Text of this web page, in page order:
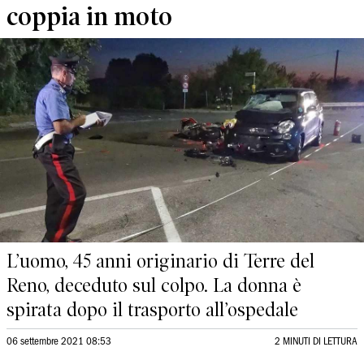
coppia in moto
L’uomo, 45 anni originario di Terre del
Reno, deceduto sul colpo. La donna è
spirata dopo il trasporto all’ospedale
06 settembre 2021 08:53 2 MINUTI DI LETTURA